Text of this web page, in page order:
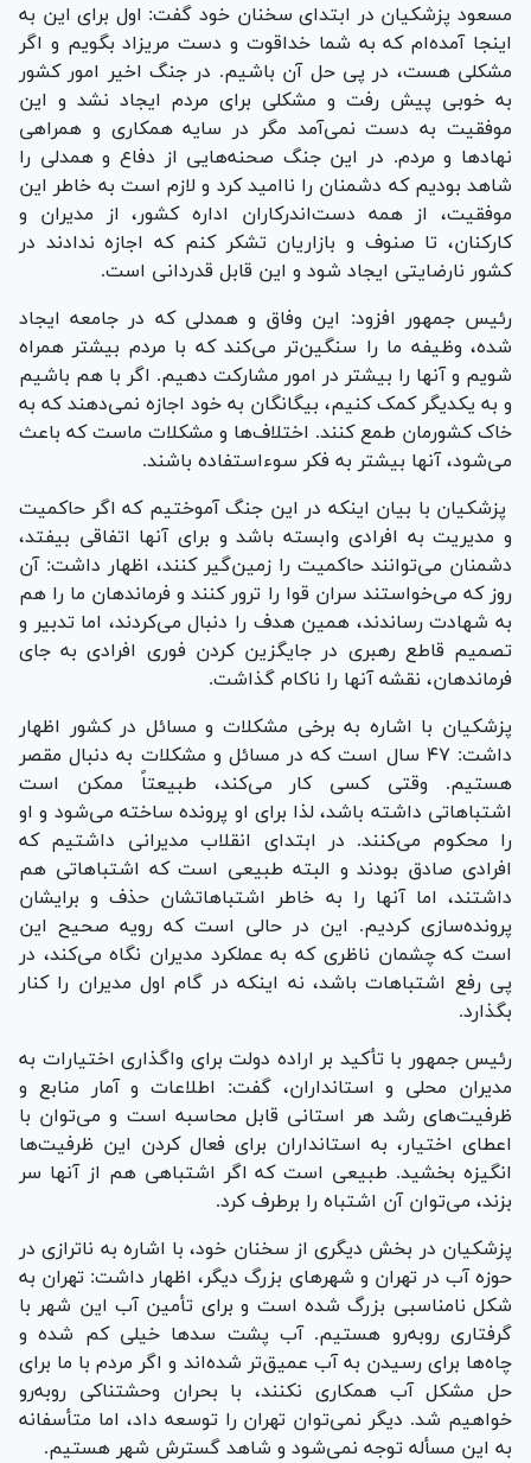
مسعود پزشکیان در ابتدای سخنان خود گفت: اول برای این به
اینجا آمده‌ام که به شما خداقوت و دست مریزاد بگویم و اگر
مشکلی هست، در پی حل آن باشیم. در جنگ اخیر امور کشور
به خوبی پیش رفت و مشکلی برای مردم ایجاد نشد و این
موفقیت به دست نمی‌آمد مگر در سایه همکاری و همراهی
نهاد‌ها و مردم. در این جنگ صحنه‌هایی از دفاع و همدلی را
شاهد بودیم که دشمنان را ناامید کرد و لازم است به خاطر این
موفقیت، از همه دست‌اندرکاران اداره کشور، از مدیران و
کارکنان، تا صنوف و بازاریان تشکر کنم که اجازه ندادند در
کشور نارضایتی ایجاد شود و این قابل قدردانی است.
رئیس جمهور افزود: این وفاق و همدلی که در جامعه ایجاد
شده، وظیفه ما را سنگین‌تر می‌کند که با مردم بیشتر همراه
شویم و آنها را بیشتر در امور مشارکت دهیم. اگر با هم باشیم
و به یکدیگر کمک کنیم، بیگانگان به خود اجازه نمی‌دهند که به
خاک کشورمان طمع کنند. اختلاف‌ها و مشکلات ماست که باعث
می‌شود، آنها بیشتر به فکر سوءاستفاده باشند.
پزشکیان با بیان اینکه در این جنگ آموختیم که اگر حاکمیت
و مدیریت به افرادی وابسته باشد و برای آنها اتفاقی بیفتد،
دشمنان می‌توانند حاکمیت را زمین‌گیر کنند، اظهار داشت: آن
روز که می‌خواستند سران قوا را ترور کنند و فرماندهان ما را هم
به شهادت رساندند، همین هدف را دنبال می‌کردند، اما تدبیر و
تصمیم قاطع رهبری در جایگزین کردن فوری افرادی به جای
فرماندهان، نقشه آنها را ناکام گذاشت.
پزشکیان با اشاره به برخی مشکلات و مسائل در کشور اظهار
داشت: ۴۷ سال است که در مسائل و مشکلات به دنبال مقصر
هستیم. وقتی کسی کار می‌کند، طبیعتاً ممکن است
اشتباهاتی داشته باشد، لذا برای او پرونده ساخته می‌شود و او
را محکوم می‌کنند. در ابتدای انقلاب مدیرانی داشتیم که
افرادی صادق بودند و البته طبیعی است که اشتباهاتی هم
داشتند، اما آنها را به خاطر اشتباهاتشان حذف و برایشان
پرونده‌سازی کردیم. این در حالی است که رویه صحیح این
است که چشمان ناظری که به عملکرد مدیران نگاه می‌کند، در
پی رفع اشتباهات باشد، نه اینکه در گام اول مدیران را کنار
بگذارد.
رئیس جمهور با تأکید بر اراده دولت برای واگذاری اختیارات به
مدیران محلی و استانداران، گفت: اطلاعات و آمار منابع و
ظرفیت‌های رشد هر استانی قابل محاسبه است و می‌توان با
اعطای اختیار، به استانداران برای فعال کردن این ظرفیت‌ها
انگیزه بخشید. طبیعی است که اگر اشتباهی هم از آنها سر
بزند، می‌توان آن اشتباه را برطرف کرد.
پزشکیان در بخش دیگری از سخنان خود، با اشاره به ناترازی در
حوزه آب در تهران و شهر‌های بزرگ دیگر، اظهار داشت: تهران به
شکل نامناسبی بزرگ شده است و برای تأمین آب این شهر با
گرفتاری رو‌به‌رو هستیم. آب پشت سد‌ها خیلی کم شده و
چاه‌ها برای رسیدن به آب عمیق‌تر شده‌اند و اگر مردم با ما برای
حل مشکل آب همکاری نکنند، با بحران وحشتناکی رو‌به‌رو
خواهیم شد. دیگر نمی‌توان تهران را توسعه داد، اما متأسفانه
به این مسأله توجه نمی‌شود و شاهد گسترش شهر هستیم.